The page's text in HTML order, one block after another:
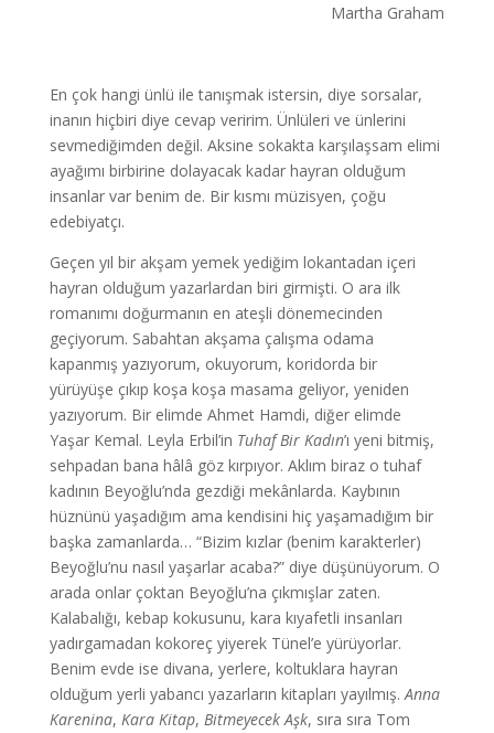
Martha Graham
En çok hangi ünlü ile tanışmak istersin, diye sorsalar,
inanın hiçbiri diye cevap veririm. Ünlüleri ve ünlerini
sevmediğimden değil. Aksine sokakta karşılaşsam elimi
ayağımı birbirine dolayacak kadar hayran olduğum
insanlar var benim de. Bir kısmı müzisyen, çoğu
edebiyatçı.
Geçen yıl bir akşam yemek yediğim lokantadan içeri
hayran olduğum yazarlardan biri girmişti. O ara ilk
romanımı doğurmanın en ateşli dönemecinden
geçiyorum. Sabahtan akşama çalışma odama
kapanmış yazıyorum, okuyorum, koridorda bir
yürüyüşe çıkıp koşa koşa masama geliyor, yeniden
yazıyorum. Bir elimde Ahmet Hamdi, diğer elimde
Yaşar Kemal. Leyla Erbil’in Tuhaf Bir Kadın’ı yeni bitmiş,
sehpadan bana hâlâ göz kırpıyor. Aklım biraz o tuhaf
kadının Beyoğlu’nda gezdiği mekânlarda. Kaybının
hüznünü yaşadığım ama kendisini hiç yaşamadığım bir
başka zamanlarda… “Bizim kızlar (benim karakterler)
Beyoğlu’nu nasıl yaşarlar acaba?” diye düşünüyorum. O
arada onlar çoktan Beyoğlu’na çıkmışlar zaten.
Kalabalığı, kebap kokusunu, kara kıyafetli insanları
yadırgamadan kokoreç yiyerek Tünel’e yürüyorlar.
Benim evde ise divana, yerlere, koltuklara hayran
olduğum yerli yabancı yazarların kitapları yayılmış.Anna
Karenina, Kara Kitap, Bitmeyecek Aşk, sıra sıra Tom